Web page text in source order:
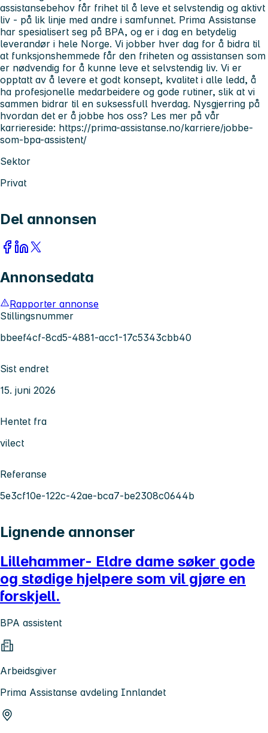
assistansebehov får frihet til å leve et selvstendig og aktivt
liv - på lik linje med andre i samfunnet. Prima Assistanse
har spesialisert seg på BPA, og er i dag en betydelig
leverandør i hele Norge. Vi jobber hver dag for å bidra til
at funksjonshemmede får den friheten og assistansen som
er nødvendig for å kunne leve et selvstendig liv. Vi er
opptatt av å levere et godt konsept, kvalitet i alle ledd, å
ha profesjonelle medarbeidere og gode rutiner, slik at vi
sammen bidrar til en suksessfull hverdag. Nysgjerring på
hvordan det er å jobbe hos oss? Les mer på vår
karriereside: https://prima-assistanse.no/karriere/jobbe-
som-bpa-assistent/
Sektor
Privat
Del annonsen
Annonsedata
Rapporter annonse
Stillingsnummer
bbeef4cf-8cd5-4881-acc1-17c5343cbb40
Sist endret
15. juni 2026
Hentet fra
vilect
Referanse
5e3cf10e-122c-42ae-bca7-be2308c0644b
Lignende annonser
Lillehammer- Eldre dame søker gode
og stødige hjelpere som vil gjøre en
forskjell.
BPA assistent
Arbeidsgiver
Prima Assistanse avdeling Innlandet